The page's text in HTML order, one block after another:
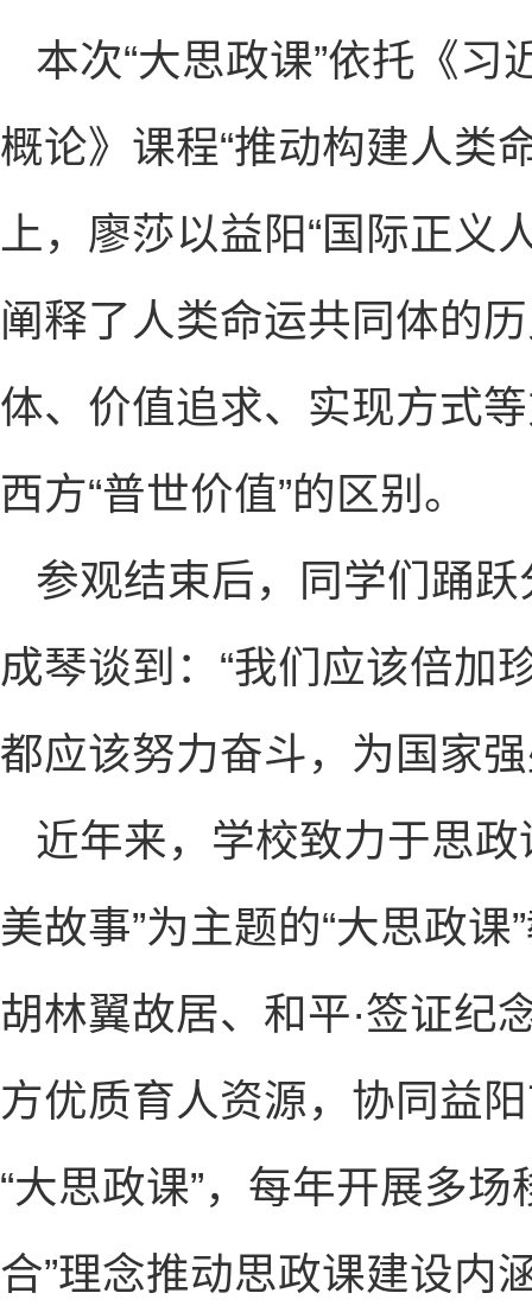
本次“大思政课”依托《
概论》课程“推动构建人类
上，廖莎以益阳“国际正义
阐释了人类命运共同体的
体、价值追求、实现方式
西方“普世价值”的区别。
参观结束后，同学们踊
成琴谈到：“我们应该倍加
都应该努力奋斗，为国家
近年来，学校致力于思
美故事”为主题的“大思政
胡林翼故居、和平·签证纪
方优质育人资源，协同益
“大思政课”，每年开展多
合”理念推动思政课建设内